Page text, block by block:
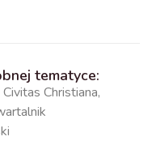
tematyce:
Christiana,